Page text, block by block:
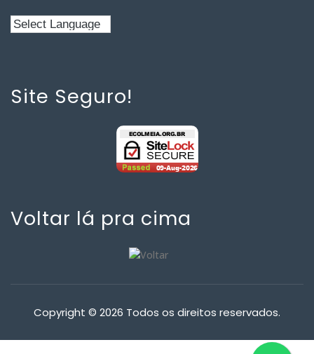
Site Seguro!
Voltar lá pra cima
Copyright © 2026 Todos os direitos reservados.